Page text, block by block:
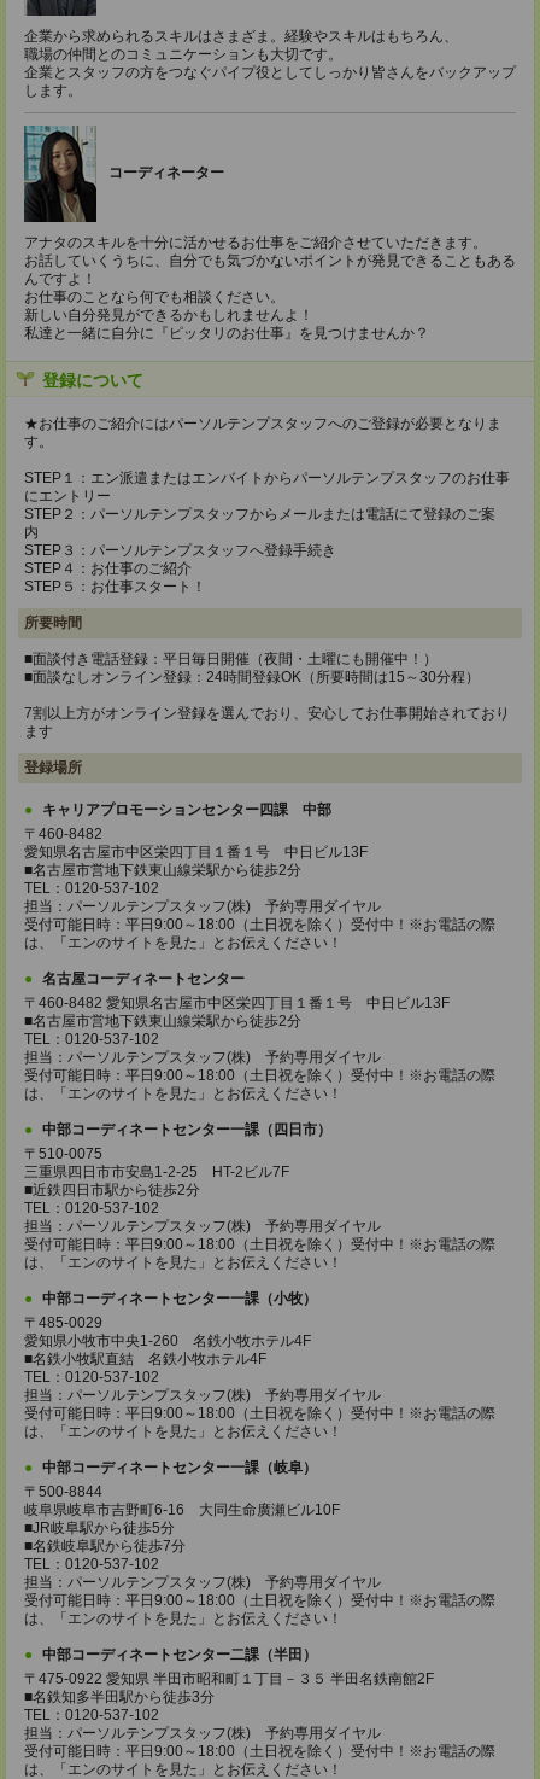
企業から求められるスキルはさまざま。経験やスキルはもちろん、
職場の仲間とのコミュニケーションも大切です。
企業とスタッフの方をつなぐパイプ役としてしっかり皆さんをバックアップ
します。
コーディネーター
アナタのスキルを十分に活かせるお仕事をご紹介させていただきます。
お話していくうちに、自分でも気づかないポイントが発見できることもある
んですよ！
お仕事のことなら何でも相談ください。
新しい自分発見ができるかもしれませんよ！
私達と一緒に自分に『ピッタリのお仕事』を見つけませんか？
登録について
★お仕事のご紹介にはパーソルテンプスタッフへのご登録が必要となりま
す。
STEP１：エン派遣またはエンバイトからパーソルテンプスタッフのお仕事
にエントリー
STEP２：パーソルテンプスタッフからメールまたは電話にて登録のご案
内
STEP３：パーソルテンプスタッフへ登録手続き
STEP４：お仕事のご紹介
STEP５：お仕事スタート！
所要時間
■面談付き電話登録：平日毎日開催（夜間・土曜にも開催中！）
■面談なしオンライン登録：24時間登録OK（所要時間は15～30分程）
7割以上方がオンライン登録を選んでおり、安心してお仕事開始されており
ます
登録場所
キャリアプロモーションセンター四課 中部
〒460-8482
愛知県名古屋市中区栄四丁目１番１号 中日ビル13F
■名古屋市営地下鉄東山線栄駅から徒歩2分
TEL：0120-537-102
担当：パーソルテンプスタッフ(株) 予約専用ダイヤル
受付可能日時：平日9:00～18:00（土日祝を除く）受付中！※お電話の際
は、「エンのサイトを見た」とお伝えください！
名古屋コーディネートセンター
〒460-8482 愛知県名古屋市中区栄四丁目１番１号 中日ビル13F
■名古屋市営地下鉄東山線栄駅から徒歩2分
TEL：0120-537-102
担当：パーソルテンプスタッフ(株) 予約専用ダイヤル
受付可能日時：平日9:00～18:00（土日祝を除く）受付中！※お電話の際
は、「エンのサイトを見た」とお伝えください！
中部コーディネートセンター一課（四日市）
〒510-0075
三重県四日市市安島1-2-25 HT-2ビル7F
■近鉄四日市駅から徒歩2分
TEL：0120-537-102
担当：パーソルテンプスタッフ(株) 予約専用ダイヤル
受付可能日時：平日9:00～18:00（土日祝を除く）受付中！※お電話の際
は、「エンのサイトを見た」とお伝えください！
中部コーディネートセンター一課（小牧）
〒485-0029
愛知県小牧市中央1-260 名鉄小牧ホテル4F
■名鉄小牧駅直結 名鉄小牧ホテル4F
TEL：0120-537-102
担当：パーソルテンプスタッフ(株) 予約専用ダイヤル
受付可能日時：平日9:00～18:00（土日祝を除く）受付中！※お電話の際
は、「エンのサイトを見た」とお伝えください！
中部コーディネートセンター一課（岐阜）
〒500-8844
岐阜県岐阜市吉野町6-16 大同生命廣瀬ビル10F
■JR岐阜駅から徒歩5分
■名鉄岐阜駅から徒歩7分
TEL：0120-537-102
担当：パーソルテンプスタッフ(株) 予約専用ダイヤル
受付可能日時：平日9:00～18:00（土日祝を除く）受付中！※お電話の際
は、「エンのサイトを見た」とお伝えください！
中部コーディネートセンター二課（半田）
〒475-0922 愛知県 半田市昭和町１丁目－３５ 半田名鉄南館2F
■名鉄知多半田駅から徒歩3分
TEL：0120-537-102
担当：パーソルテンプスタッフ(株) 予約専用ダイヤル
受付可能日時：平日9:00～18:00（土日祝を除く）受付中！※お電話の際
は、「エンのサイトを見た」とお伝えください！